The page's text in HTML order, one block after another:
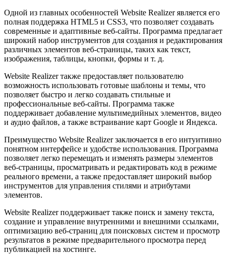
Одной из главных особенностей Website Realizer является его
полная поддержка HTML5 и CSS3, что позволяет создавать
современные и адаптивные веб-сайты. Программа предлагает
широкий набор инструментов для создания и редактирования
различных элементов веб-страницы, таких как текст,
изображения, таблицы, кнопки, формы и т. д.
Website Realizer также предоставляет пользователю
возможность использовать готовые шаблоны и темы, что
позволяет быстро и легко создавать стильные и
профессиональные веб-сайты. Программа также
поддерживает добавление мультимедийных элементов, видео
и аудио файлов, а также встраивание карт Google и Яндекса.
Преимущество Website Realizer заключается в его интуитивно
понятном интерфейсе и удобстве использования. Программа
позволяет легко перемещать и изменять размеры элементов
веб-страницы, просматривать и редактировать код в режиме
реального времени, а также предоставляет широкий выбор
инструментов для управления стилями и атрибутами
элементов.
Website Realizer поддерживает также поиск и замену текста,
создание и управление внутренними и внешними ссылками,
оптимизацию веб-страниц для поисковых систем и просмотр
результатов в режиме предварительного просмотра перед
публикацией на хостинге.